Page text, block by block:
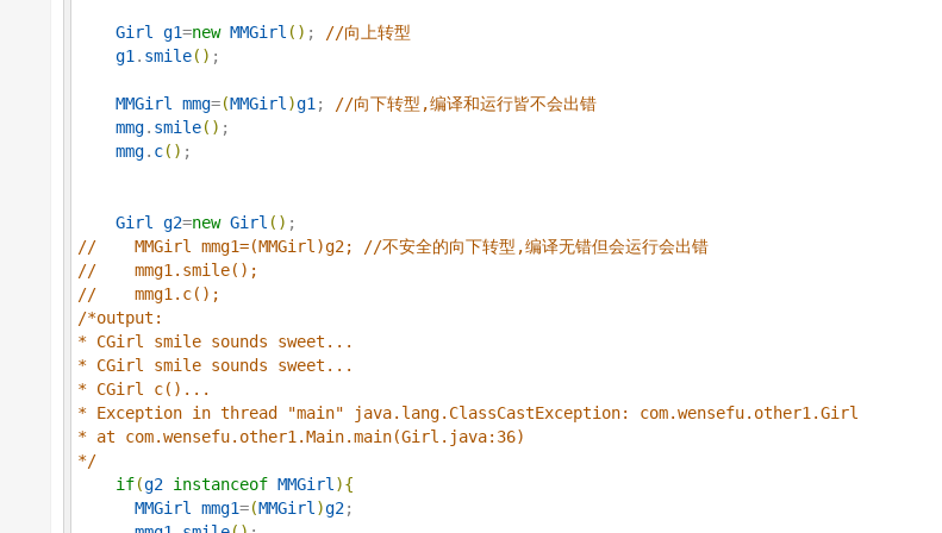
Girl g1=new MMGirl ( ) ; //向上转型
g1 . smile( ) ;
MMGirl mmg=(MMGirl )g1 ; //向下转型,编译和运行皆不会出错
mmg. smile( ) ;
mmg. c( ) ;
Girl g2=new Girl ( )
//
    MMGirl mmg1=(MMGirl)g2; //不安全的向下转型,编译无错但会运行会出错
//
    mmg1.smile();
//
    mmg1.c();
/*output:
* CGirl smile sounds sweet...
* CGirl smile sounds sweet...
* CGirl c()...
* Exception in thread "main" java.lang.ClassCastException: com.wensefu.other1.Girl
*/
if(g2 instanceof MMGirl ){
MMGirl
mmg1=(MMGirl )g2;